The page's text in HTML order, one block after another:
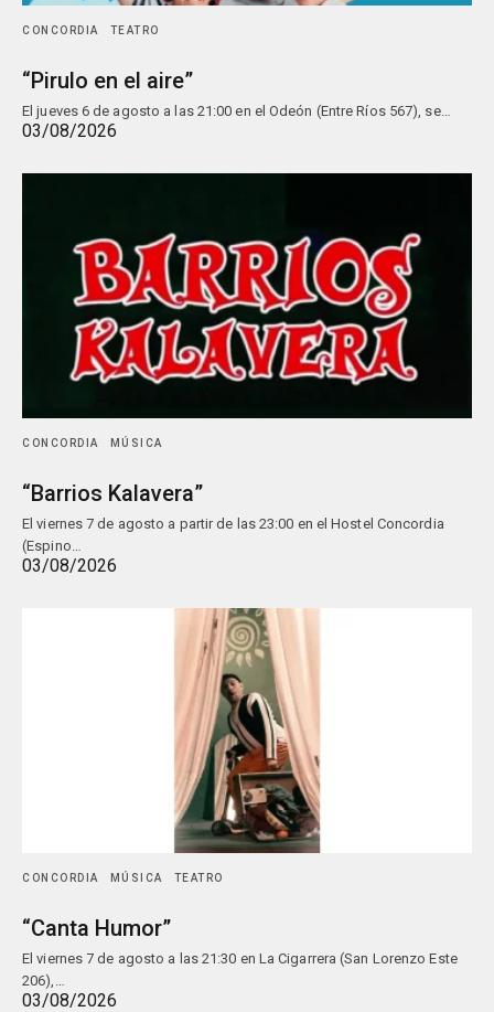
CONCORDIA TEATRO
“Pirulo en el aire”
El jueves 6 de agosto a las 21:00 en el Odeón (Entre Ríos 567), se…
03/08/2026
CONCORDIA MÚSICA
“Barrios Kalavera”
El viernes 7 de agosto a partir de las 23:00 en el Hostel Concordia
(Espino…
03/08/2026
CONCORDIA MÚSICA TEATRO
“Canta Humor”
El viernes 7 de agosto a las 21:30 en La Cigarrera (San Lorenzo Este
206),…
03/08/2026